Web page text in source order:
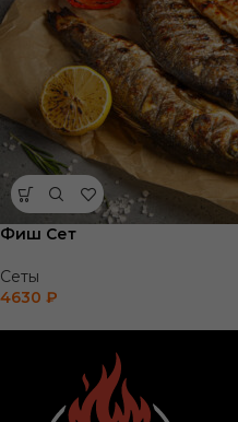
Фиш Сет
Сеты
4630 ₽